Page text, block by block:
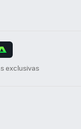
exclusivas